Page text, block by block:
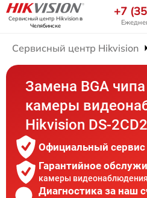
Сервисный центр Hikvisionв
Челябинске
+7
Сервисный центр Hikvision
Замена BGA
камеры
Hikvision DS-
Официальный сервис
Гарантийное
камеры
Диагностика за наш